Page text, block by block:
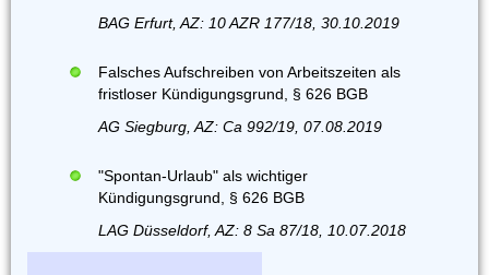
BAG Erfurt, AZ: 10 AZR 177/18, 30.10.2019
Falsches Aufschreiben von Arbeitszeiten als
fristloser Kündigungsgrund, § 626 BGB
AG Siegburg, AZ: Ca 992/19, 07.08.2019
"Spontan-Urlaub" als wichtiger
Kündigungsgrund, § 626 BGB
LAG Düsseldorf, AZ: 8 Sa 87/18, 10.07.2018